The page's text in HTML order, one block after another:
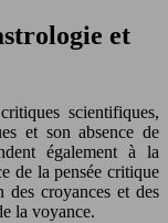
et
scientifiques,
et son absence de
également à la
de la pensée critique
des croyances et des
la voyance.